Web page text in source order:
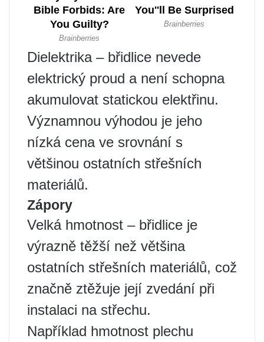
Dielektrika – břidlice nevede
elektrický proud a není schopna
akumulovat statickou elektřinu.
Významnou výhodou je jeho
nízká cena ve srovnání s
většinou ostatních střešních
materiálů.
Zápory
Velká hmotnost – břidlice je
výrazně těžší než většina
ostatních střešních materiálů, což
značně ztěžuje její zvedání při
instalaci na střechu.
Například hmotnost plechu